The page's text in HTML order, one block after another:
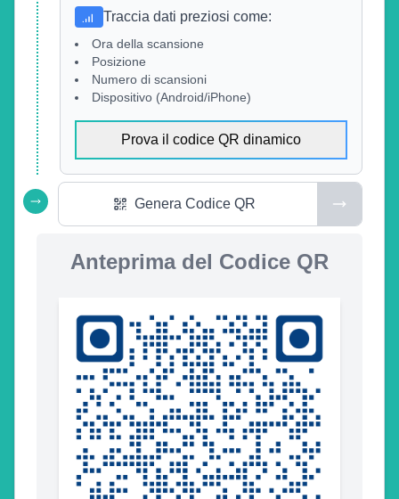
Traccia dati preziosi come:
Ora della scansione
Posizione
Numero di scansioni
Dispositivo (Android/iPhone)
Prova il codice QR dinamico
Genera Codice QR
Anteprima del Codice QR